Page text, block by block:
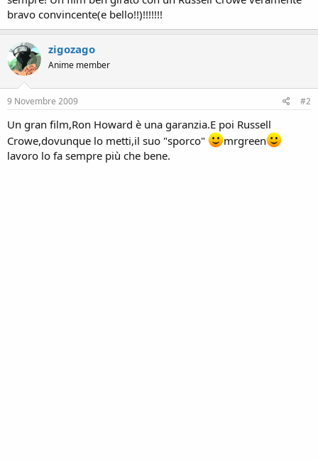
bravo convincente(e bello!!)!!!!!!!
zigozago
Anime member
9 Novembre 2009 #2
Un gran film,Ron Howard è una garanzia.E poi Russell
Crowe,dovunque lo metti,il suo "sporco"
mrgreen
lavoro lo fa sempre più che bene.